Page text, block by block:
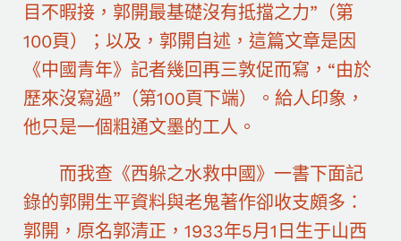
目不暇接，郭開最基礎沒有抵擋之力”（第
100頁）；以及，郭開自述，這篇文章是因
《中國青年》記者幾回再三敦促而寫，“由於
歷來沒寫過”（第100頁下端）。給人印象，
他只是一個粗通文墨的工人。
而我查《西躲之水救中國》一書下面記
錄的郭開生平資料與老鬼著作卻收支頗多：
郭開，原名郭清正，1933年5月1日生于山西